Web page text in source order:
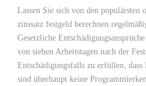
Lassen Sie sich von den populärsten
zinssatz festgeld berechnen
Gesetzliche
von sieben Arbeitstagen nach der
Entschädigungsfalls zu erfüllen,
sind überhaupt keine